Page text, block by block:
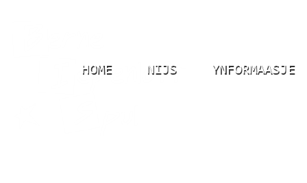
HOME NIJS YNFORMAASJE